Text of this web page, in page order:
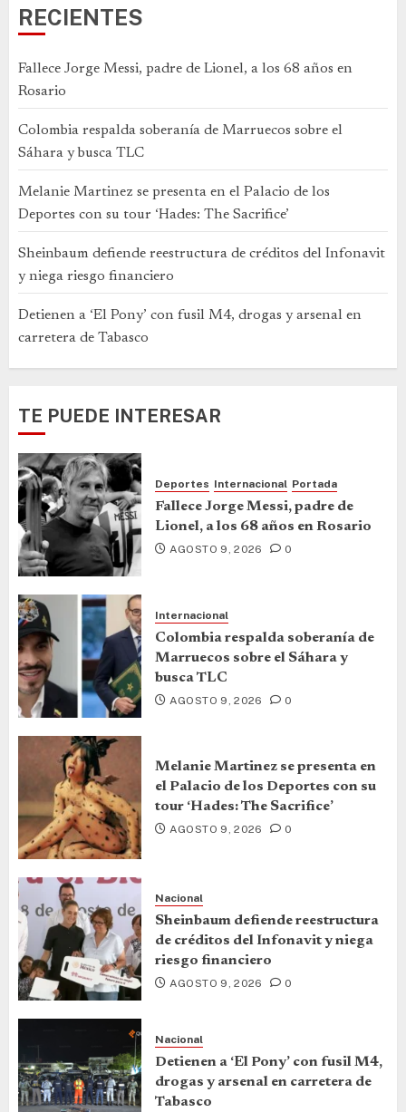
RECIENTES
Fallece Jorge Messi, padre de Lionel, a los 68 años en
Rosario
Colombia respalda soberanía de Marruecos sobre el
Sáhara y busca TLC
Melanie Martinez se presenta en el Palacio de los
Deportes con su tour ‘Hades: The Sacrifice’
Sheinbaum defiende reestructura de créditos del Infonavit
y niega riesgo financiero
Detienen a ‘El Pony’ con fusil M4, drogas y arsenal en
carretera de Tabasco
TE PUEDE INTERESAR
Deportes Internacional Portada
Fallece Jorge Messi, padre de
Lionel, a los 68 años en Rosario
AGOSTO 9, 2026 0
Internacional
Colombia respalda soberanía de
Marruecos sobre el Sáhara y
busca TLC
AGOSTO 9, 2026 0
Melanie Martinez se presenta en
el Palacio de los Deportes con su
tour ‘Hades: The Sacrifice’
AGOSTO 9, 2026 0
Nacional
Sheinbaum defiende reestructura
de créditos del Infonavit y niega
riesgo financiero
AGOSTO 9, 2026 0
Nacional
Detienen a ‘El Pony’ con fusil M4,
drogas y arsenal en carretera de
Tabasco